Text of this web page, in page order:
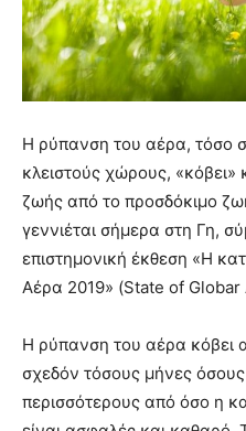
Η ρύπανση του αέρα, τόσο
κλειστούς χώρους,
ζωής από το προσδόκιμο
γεννιέται σήμερα στη Γη,
επιστημονική έκθεση «Η
Αέρα 2019» (State of Globar
Η ρύπανση του αέρα κόβει
σχεδόν τόσους μήνες
περισσότερους από όσο η